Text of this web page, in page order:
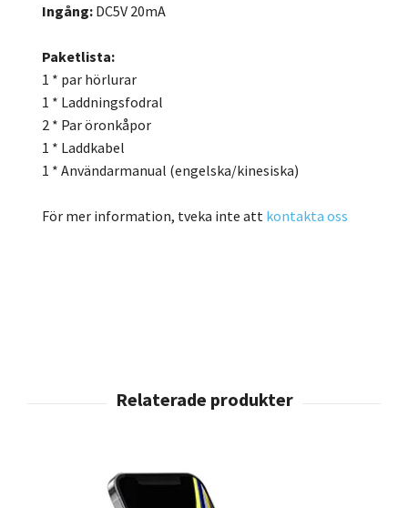
Ingång: DC5V 20mA
Paketlista:
1 * par hörlurar
1 * Laddningsfodral
2 * Par öronkåpor
1 * Laddkabel
1 * Användarmanual (engelska/kinesiska)
För mer information, tveka inte att kontakta oss